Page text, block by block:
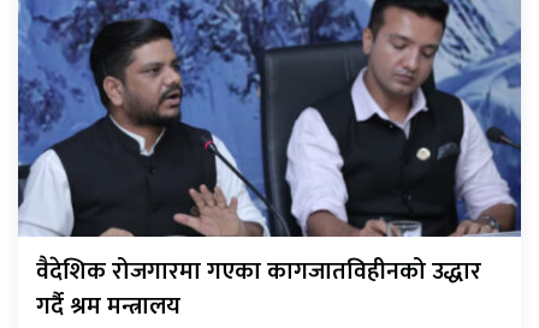
वैदेशिक रोजगारमा गएका कागजातविहीनको उद्धार
गर्दै श्रम मन्त्रालय